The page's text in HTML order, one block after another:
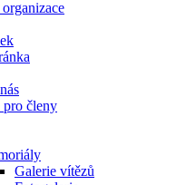
pro členy
Galerie vítězů